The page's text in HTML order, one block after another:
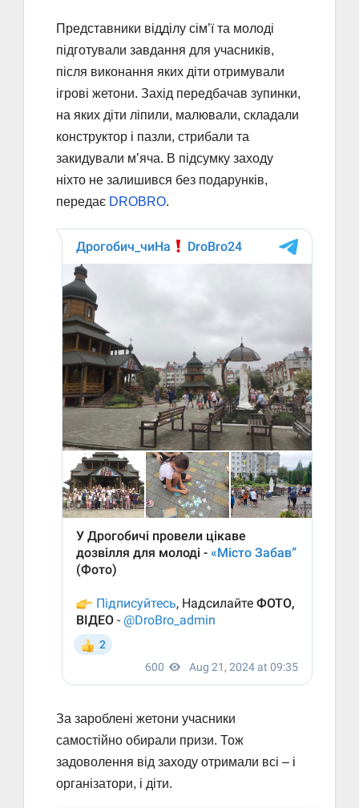
Представники відділу сім’ї та молоді
підготували завдання для учасників,
після виконання яких діти отримували
ігрові жетони. Захід передбачав зупинки,
на яких діти ліпили, малювали, складали
конструктор і пазли, стрибали та
закидували м’яча. В підсумку заходу
ніхто не залишився без подарунків,
передає DROBRO.
За зароблені жетони учасники
самостійно обирали призи. Тож
задоволення від заходу отримали всі – і
організатори, і діти.